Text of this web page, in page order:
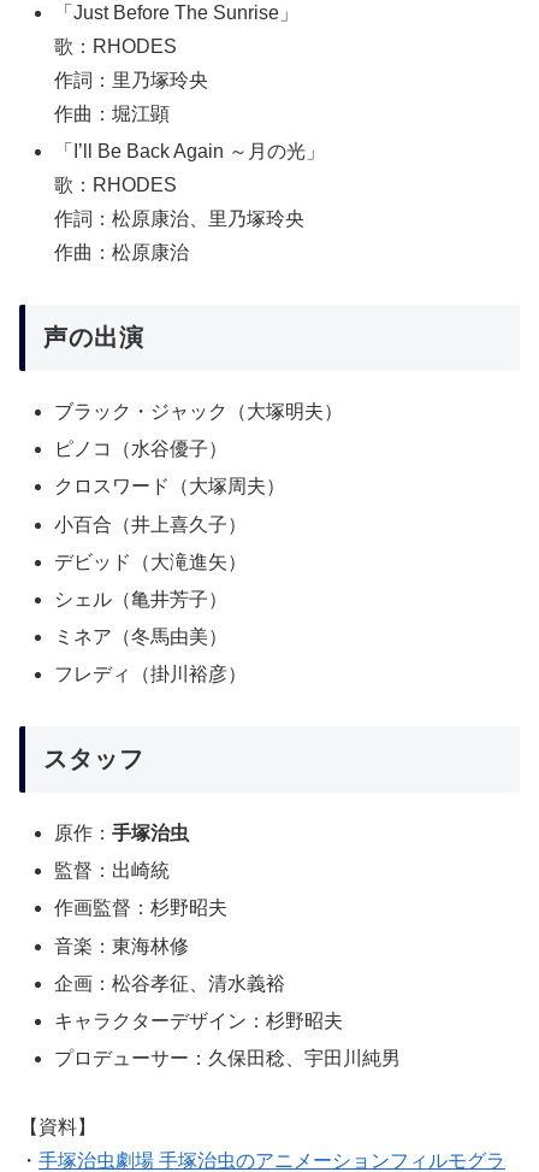
「Just Before The Sunrise」
歌：RHODES
作詞：里乃塚玲央
作曲：堀江顕
「I’ll Be Back Again ～月の光」
歌：RHODES
作詞：松原康治、里乃塚玲央
作曲：松原康治
声の出演
ブラック・ジャック（大塚明夫）
ピノコ（水谷優子）
クロスワード（大塚周夫）
小百合（井上喜久子）
デビッド（大滝進矢）
シェル（亀井芳子）
ミネア（冬馬由美）
フレディ（掛川裕彦）
スタッフ
原作：手塚治虫
監督：出崎統
作画監督：杉野昭夫
音楽：東海林修
企画：松谷孝征、清水義裕
キャラクターデザイン：杉野昭夫
プロデューサー：久保田稔、宇田川純男
【資料】
・ 手塚治虫劇場 手塚治虫のアニメーションフィルモグラ